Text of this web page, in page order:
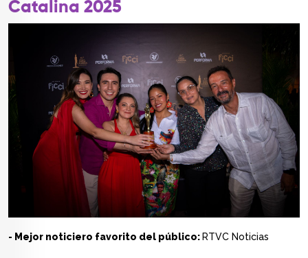
Catalina 2025
- Mejor noticiero favorito del público: RTVC Noticias